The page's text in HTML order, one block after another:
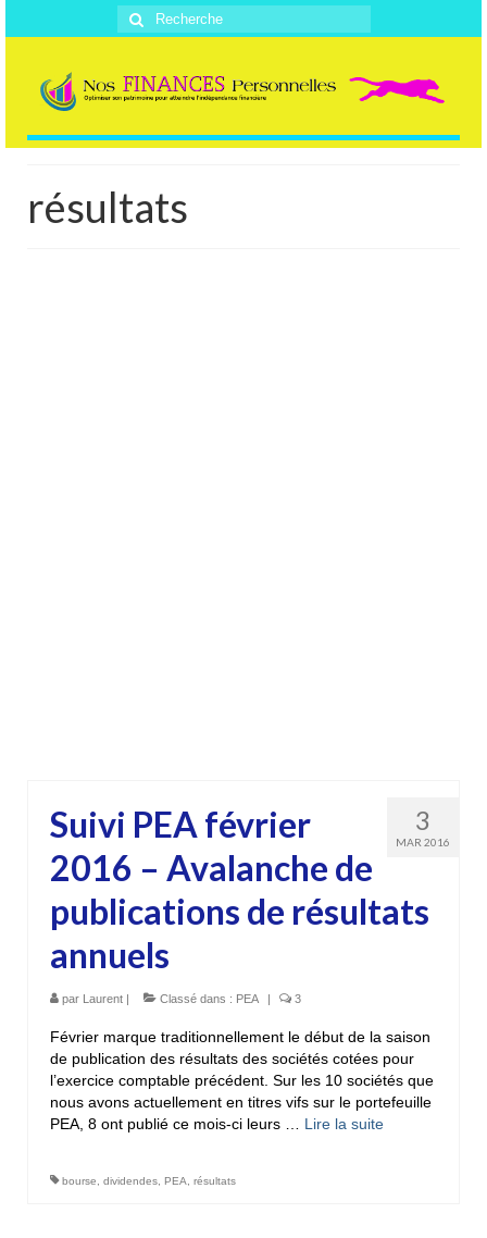
Rechercher
:
résultats
3
MAR 2016
Suivi PEA février
2016 – Avalanche de
publications de résultats
annuels
par Laurent | Classé dans : PEA | 3
Février marque traditionnellement le début de la saison
de publication des résultats des sociétés cotées pour
l’exercice comptable précédent. Sur les 10 sociétés que
nous avons actuellement en titres vifs sur le portefeuille
PEA, 8 ont publié ce mois-ci leurs … Lire la suite­­
bourse dividendes PEA résultats